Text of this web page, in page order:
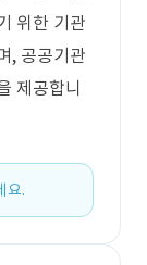
위한 기관
, 공공기관
제공합니
요.